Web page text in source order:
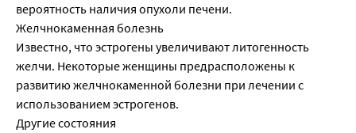
вероятность наличия опухоли печени.
Желчнокаменная болезнь
Известно, что эстрогены увеличивают литогенность
желчи. Некоторые женщины предрасположены к
развитию желчнокаменной болезни при лечении с
использованием эстрогенов.
Другие состояния